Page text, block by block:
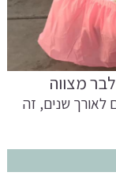
מצווה
לאורך שנים, זה